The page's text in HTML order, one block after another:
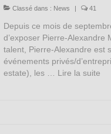
Classé dans : News | 41
Depuis ce mois de
d’exposer Pierre-Alexandre
talent, Pierre-Alexandre est
événements privés/
estate), les … Lire la suite­­